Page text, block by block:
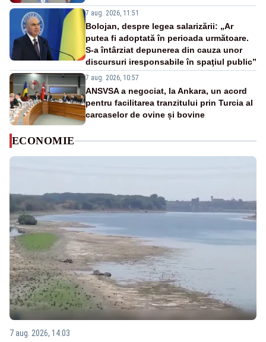
7 aug. 2026, 11:51
Bolojan, despre legea salarizării: „Ar
putea fi adoptată în perioada următoare.
S-a întârziat depunerea din cauza unor
discursuri iresponsabile în spaţiul public”
7 aug. 2026, 10:57
ANSVSA a negociat, la Ankara, un acord
pentru facilitarea tranzitului prin Turcia al
carcaselor de ovine și bovine
ECONOMIE
7 aug. 2026, 14:03